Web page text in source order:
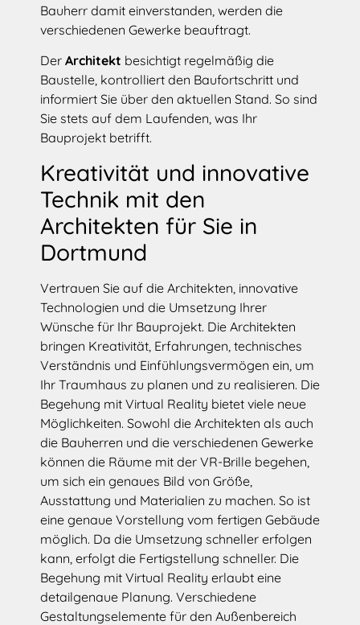
Bauherr damit einverstanden, werden die
verschiedenen Gewerke beauftragt.
Der Architekt besichtigt regelmäßig die
Baustelle, kontrolliert den Baufortschritt und
informiert Sie über den aktuellen Stand. So sind
Sie stets auf dem Laufenden, was Ihr
Bauprojekt betrifft.
Kreativität und innovative
Technik mit den
Architekten für Sie in
Dortmund
Vertrauen Sie auf die Architekten, innovative
Technologien und die Umsetzung Ihrer
Wünsche für Ihr Bauprojekt. Die Architekten
bringen Kreativität, Erfahrungen, technisches
Verständnis und Einfühlungsvermögen ein, um
Ihr Traumhaus zu planen und zu realisieren. Die
Begehung mit Virtual Reality bietet viele neue
Möglichkeiten. Sowohl die Architekten als auch
die Bauherren und die verschiedenen Gewerke
können die Räume mit der VR-Brille begehen,
um sich ein genaues Bild von Größe,
Ausstattung und Materialien zu machen. So ist
eine genaue Vorstellung vom fertigen Gebäude
möglich. Da die Umsetzung schneller erfolgen
kann, erfolgt die Fertigstellung schneller. Die
Begehung mit Virtual Reality erlaubt eine
detailgenaue Planung. Verschiedene
Gestaltungselemente für den Außenbereich